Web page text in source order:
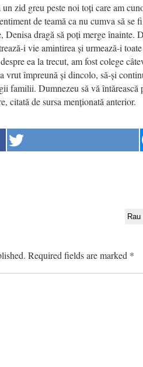
un zid greu peste noi toți care am
de teamă ca nu cumva să se
Denisa dragă să poți merge înainte.
i vie amintirea și urmează-i
ea la trecut, am fost colege
vrut împreună și dincolo, să-și
familii. Dumnezeu să vă întărească
citată de sursa menționată anterior.
Required fields are marked *